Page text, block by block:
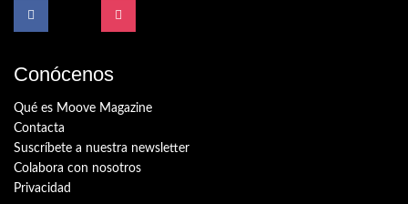
Conócenos
Qué es Moove Magazine
Contacta
Suscríbete a nuestra newsletter
Colabora con nosotros
Privacidad